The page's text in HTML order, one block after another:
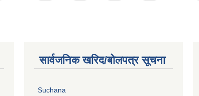
सार्वजनिक खरिद/बोलपत्र सूचना
Suchana